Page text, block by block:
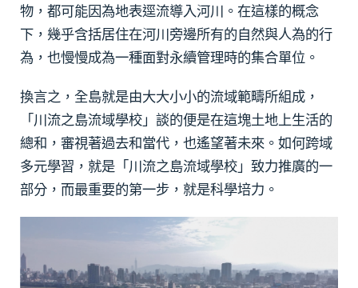
物，都可能因為地表逕流導入河川。在這樣的概念
下，幾乎含括居住在河川旁邊所有的自然與人為的行
為，也慢慢成為一種面對永續管理時的集合單位。
換言之，全島就是由大大小小的流域範疇所組成，
「川流之島流域學校」談的便是在這塊土地上生活的
總和，審視著過去和當代，也遙望著未來。如何跨域
多元學習，就是「川流之島流域學校」致力推廣的一
部分，而最重要的第一步，就是科學培力。